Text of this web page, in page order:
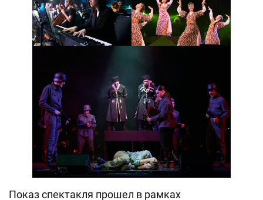
Показ спектакля прошел в рамках